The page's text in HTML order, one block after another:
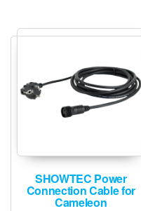
SHOWTEC Power
Connection Cable for
Cameleon